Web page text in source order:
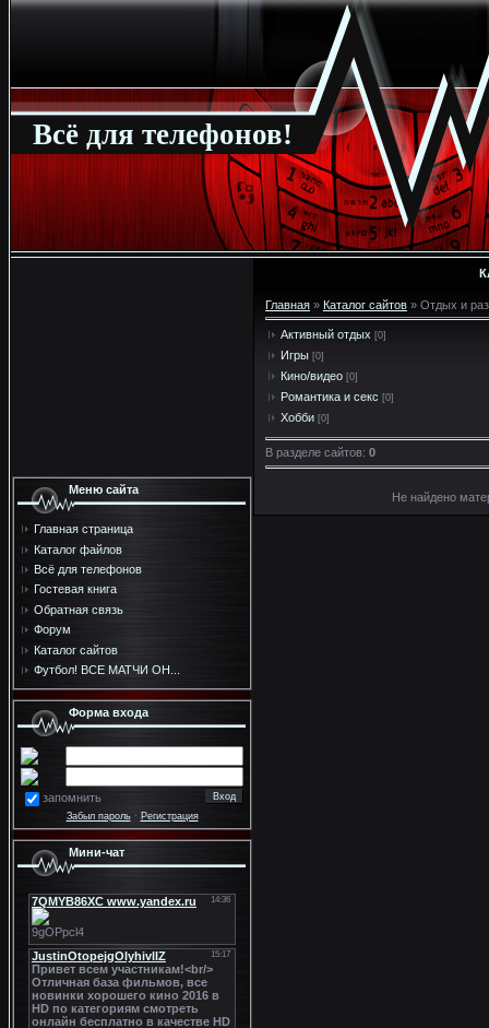
Всё для телефонов!
Меню сайта
Главная страница
Каталог файлов
Всё для телефонов
Гостевая книга
Обратная связь
Форум
Каталог сайтов
Футбол! ВСЕ МАТЧИ ОН...
Форма входа
запомнить
Забыл пароль· Регистрация
Мини-чат
Главная » Каталог сайтов » Отдых и
Активный отдых [0]
Игры [0]
Кино/видео [0]
Романтика и секс [0]
Хобби [0]
В разделе сайтов: 0
Не найдено